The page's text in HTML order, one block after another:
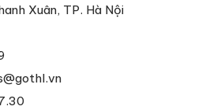
Xuân, TP. Hà Nội